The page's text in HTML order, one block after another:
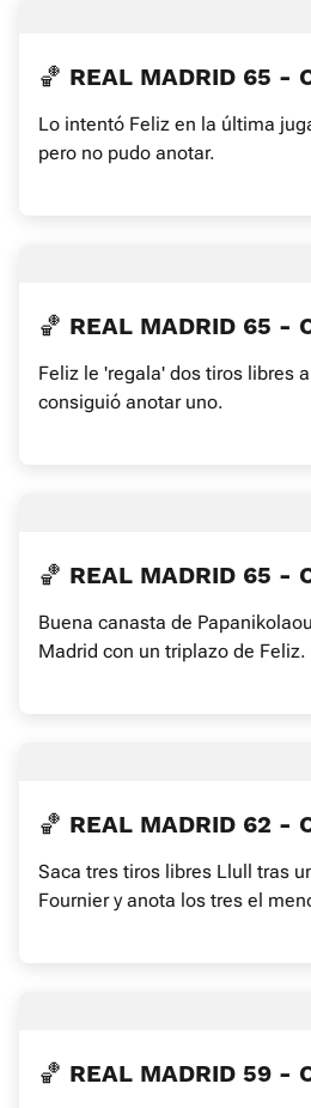
🏀 REAL MADRID 65 -
Lo intentó Feliz en la última
pero no pudo anotar.
🏀 REAL MADRID 65 -
Feliz le 'regala' dos tiros libres
consiguió anotar uno.
🏀 REAL MADRID 65 -
Buena canasta de
Madrid con un triplazo de Feliz.
🏀 REAL MADRID 62 -
Saca tres tiros libres Llull tras
Fournier y anota los tres el
🏀 REAL MADRID 59 -